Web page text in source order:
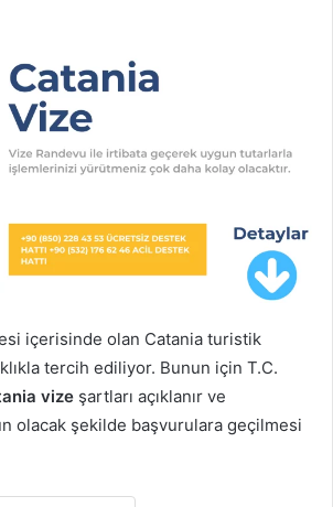
içerisinde olan Catania turistik
tercih ediliyor. Bunun için T.C.
vize şartları açıklanır ve
olacak şekilde başvurulara geçilmesi